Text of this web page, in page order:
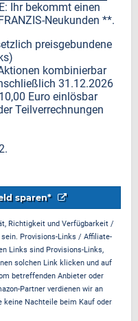
Ihr bekommt einen
Neukunden **.
preisgebundene
kombinierbar
31.12.2026
Euro einlösbar
Teilverrechnungen
sparen*
Richtigkeit und Verfügbarkeit /
Provisions-Links / Affiliate-
Links sind Provisions-Links,
solchen Link klicken und auf
betreffenden Anbieter oder
Partner verdienen wir an
keine Nachteile beim Kauf oder